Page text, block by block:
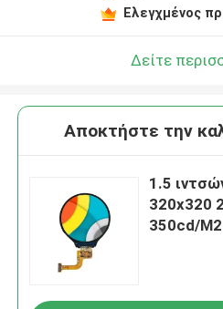
Ελεγχμένος
Δείτε
Αποκτήστε την
1.5
320x320
350cd/M2